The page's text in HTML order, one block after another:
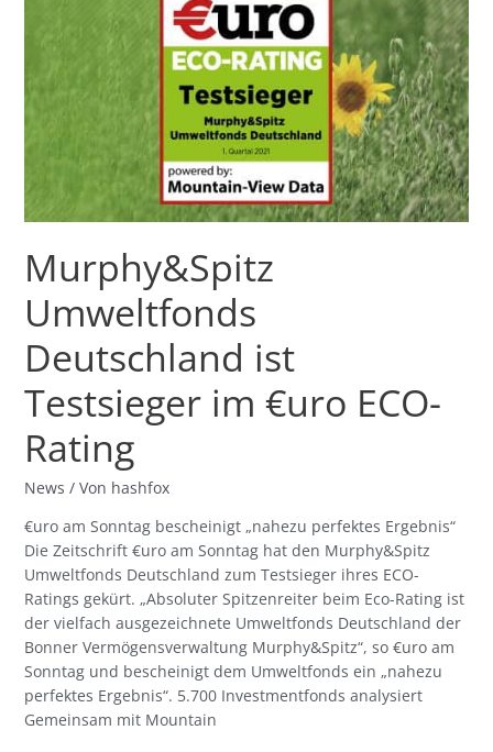
Murphy&Spitz
Umweltfonds
Deutschland ist
Testsieger im €uro ECO-
Rating
News / Von hashfox
€uro am Sonntag bescheinigt „nahezu perfektes Ergebnis“
Die Zeitschrift €uro am Sonntag hat den Murphy&Spitz
Umweltfonds Deutschland zum Testsieger ihres ECO-
Ratings gekürt. „Absoluter Spitzenreiter beim Eco-Rating ist
der vielfach ausgezeichnete Umweltfonds Deutschland der
Bonner Vermögensverwaltung Murphy&Spitz“, so €uro am
Sonntag und bescheinigt dem Umweltfonds ein „nahezu
perfektes Ergebnis“. 5.700 Investmentfonds analysiert
Gemeinsam mit Mountain
Deutschland
Testsieger
€uro
ECO-